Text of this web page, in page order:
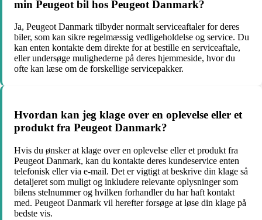
min Peugeot bil hos Peugeot Danmark?
Ja, Peugeot Danmark tilbyder normalt serviceaftaler for deres
biler, som kan sikre regelmæssig vedligeholdelse og service. Du
kan enten kontakte dem direkte for at bestille en serviceaftale,
eller undersøge mulighederne på deres hjemmeside, hvor du
ofte kan læse om de forskellige servicepakker.
Hvordan kan jeg klage over en oplevelse eller et
produkt fra Peugeot Danmark?
Hvis du ønsker at klage over en oplevelse eller et produkt fra
Peugeot Danmark, kan du kontakte deres kundeservice enten
telefonisk eller via e-mail. Det er vigtigt at beskrive din klage så
detaljeret som muligt og inkludere relevante oplysninger som
bilens stelnummer og hvilken forhandler du har haft kontakt
med. Peugeot Danmark vil herefter forsøge at løse din klage på
bedste vis.